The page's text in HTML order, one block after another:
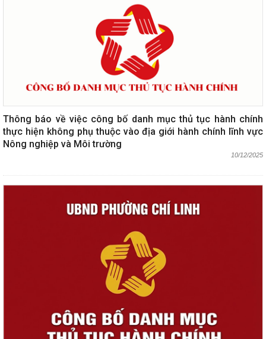
Thông báo về việc công bố danh mục thủ tục hành chính
thực hiện không phụ thuộc vào địa giới hành chính lĩnh vực
Nông nghiệp và Môi trường
10/12/2025